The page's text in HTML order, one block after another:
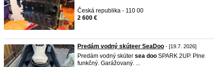
Česká republika - 110 00
2 600 €
Predám vodný skúteer SeaDoo - [19.7. 2026]
Predám vodný skúter sea doo SPARK 2UP. Plne
funkčný. Garážovaný. ...